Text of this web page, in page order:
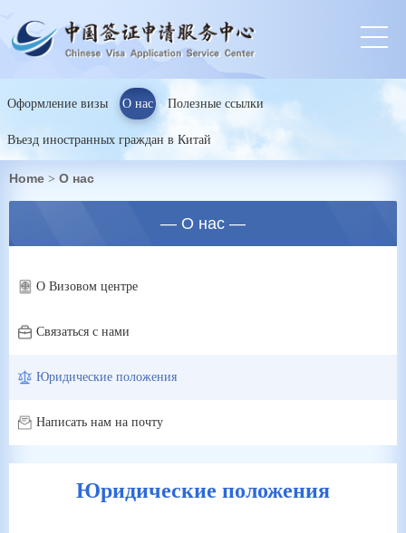
Оформление визы О нас Полезные ссылки
Въезд иностранных граждан в Китай
Home > О нас
— О нас —
О Визовом центре
Связаться с нами
Юридические положения
Написать нам на почту
Юридические положения